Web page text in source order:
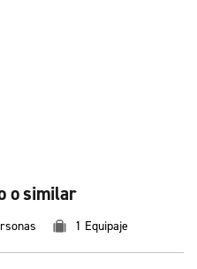
o similar
1 Equipaje